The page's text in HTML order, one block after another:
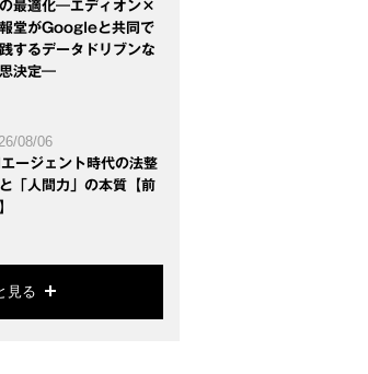
最適化―エディオン×
堂がGoogleと共同で
するデータドリブンな
決定―
08/06
ージェント時代の法整
「人間力」の本質【前
見る